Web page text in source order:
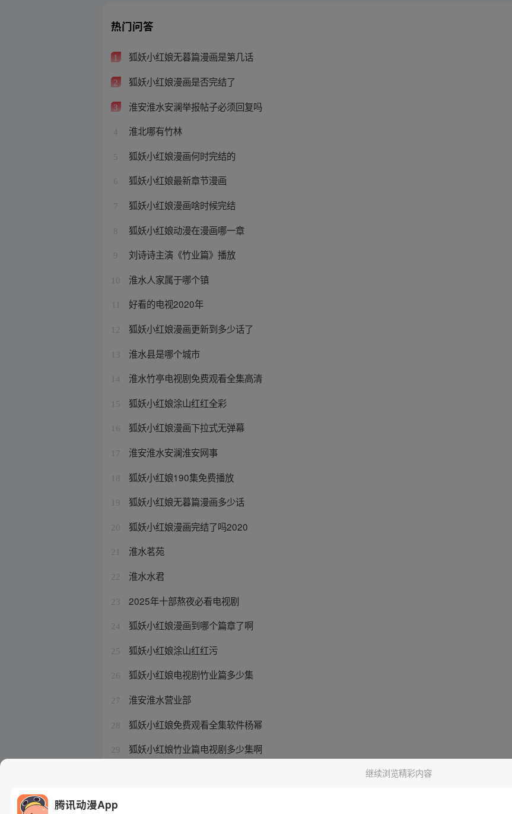
热门问答
1 狐妖小红娘无暮篇漫画是第几话
2 狐妖小红娘漫画是否完结了
3 淮安淮水安澜举报帖子必须回复吗
4 淮北哪有竹林
5 狐妖小红娘漫画何时完结的
6 狐妖小红娘最新章节漫画
7 狐妖小红娘漫画啥时候完结
8 狐妖小红娘动漫在漫画哪一章
9 刘诗诗主演《竹业篇》播放
10 淮水人家属于哪个镇
好看的电视2020年
12 狐妖小红娘漫画更新到多少话了
13 淮水县是哪个城市
14 淮水竹亭电视剧免费观看全集高清
15 狐妖小红娘涂山红红全彩
16 狐妖小红娘漫画下拉式无弹幕
17 淮安淮水安澜淮安网事
18 狐妖小红娘190集免费播放
19 狐妖小红娘无暮篇漫画多少话
20 狐妖小红娘漫画完结了吗2020
21 淮水茗苑
22 淮水水君
23 2025年十部熬夜必看电视剧
24 狐妖小红娘漫画到哪个篇章了啊
25 狐妖小红娘涂山红红污
26 狐妖小红娘电视剧竹业篇多少集
27 淮安淮水营业部
28 狐妖小红娘免费观看全集软件杨幂
29 狐妖小红娘竹业篇电视剧多少集啊
继续浏览精彩内容
腾讯动漫App